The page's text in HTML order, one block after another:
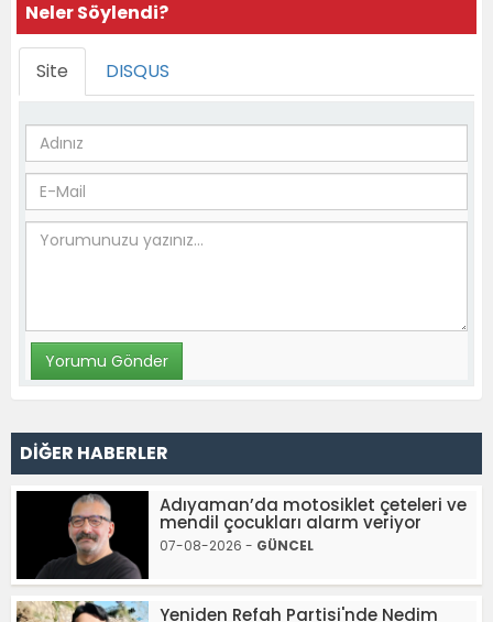
Neler Söylendi?
Site DISQUS
DİĞER HABERLER
Adıyaman’da motosiklet çeteleri ve
mendil çocukları alarm veriyor
07-08-2026 - GÜNCEL
Yeniden Refah Partisi'nde Nedim